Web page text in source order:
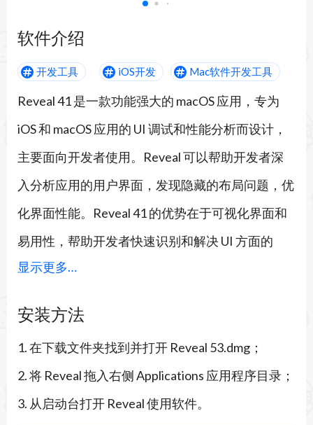
软件介绍
开发工具 iOS开发 Mac软件开发工具
Reveal 41 是一款功能强大的 macOS 应用，专为
iOS 和 macOS 应用的 UI 调试和性能分析而设计，
主要面向开发者使用。Reveal 可以帮助开发者深
入分析应用的用户界面，发现隐藏的布局问题，优
化界面性能。Reveal 41 的优势在于可视化界面和
易用性，帮助开发者快速识别和解决 UI 方面的
bug，节省开发和调试时间。
着应用程序变得越来越复杂，传统的调试工具已经
无法满足开发者深入了解界面结构的需求。于是，
Reveal 于 2013 年首次发布，填补了这一市场空
白。
显示更多…
安装方法
1. 在下载文件夹找到并打开 Reveal 53.dmg；
2. 将 Reveal 拖入右侧 Applications 应用程序目录；
3. 从启动台打开 Reveal 使用软件。